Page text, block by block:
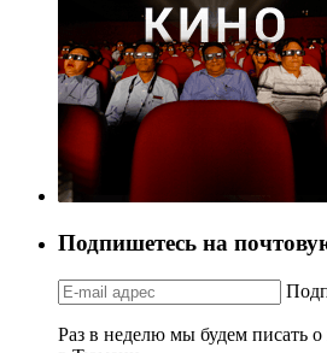
Подпишетесь на
Раз в неделю мы будем писать